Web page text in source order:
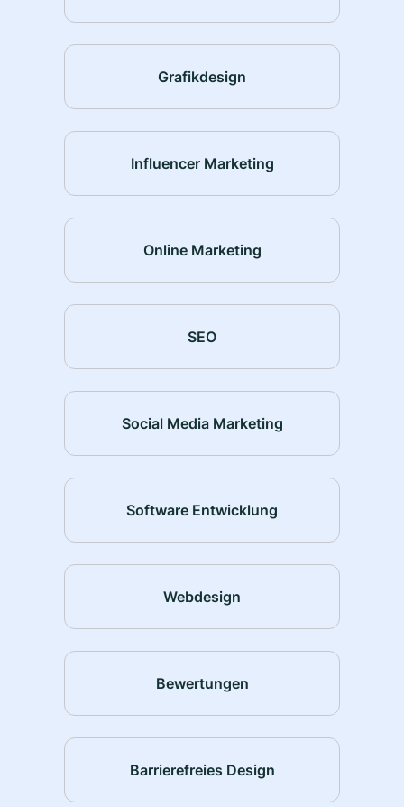
Grafikdesign
Influencer Marketing
Online Marketing
SEO
Social Media Marketing
Software Entwicklung
Webdesign
Bewertungen
Barrierefreies Design